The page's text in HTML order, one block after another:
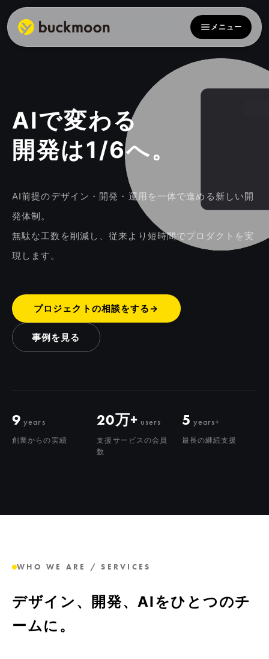
メニュー
AIで変わる
開発は1/6へ。
AI前提のデザイン・開発・運用を一体で進める新しい開
発体制。
無駄な工数を削減し、従来より短時間でプロダクトを実
現します。
プロジェクトの相談をする→
事例を見る
9 years
創業からの実績
20万+ users
支援サービスの会員
数
5 years+
最長の継続支援
WHO WE ARE / SERVICES
デザイン、開発、AIをひとつのチ
ームに。